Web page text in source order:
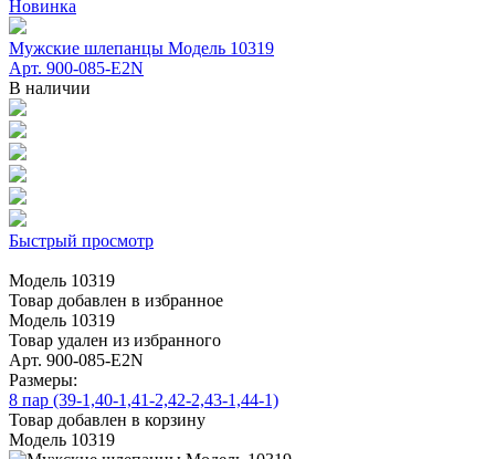
Новинка
Мужские шлепанцы Модель 10319
Арт. 900-085-E2N
В наличии
Быстрый просмотр
Модель 10319
Товар добавлен в избранное
Модель 10319
Товар удален из избранного
Арт. 900-085-E2N
Размеры:
8 пар (39-1,40-1,41-2,42-2,43-1,44-1)
Товар добавлен в корзину
Модель 10319